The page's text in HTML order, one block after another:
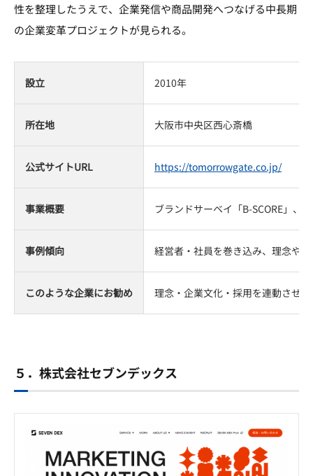
性を整理したうえで、企業発信や商品開発へつなげる中長期
の企業変革プロジェクトが見られる。
設立 2010年
所在地 大阪市中央区西心斎橋
公式サイトURL https://tomorrowgate.co.jp/
事業概要 ブランドサーベイ「B-SCORE」、
事例傾向 経営者・社員を巻き込み、理念や
このような企業にお勧め 理念・企業文化・採用を連動させ
５．株式会社セブンデックス